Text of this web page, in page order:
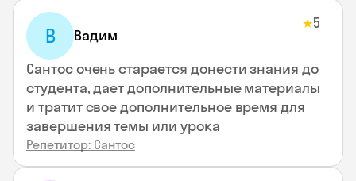
В Вадим
★5
Сантос очень старается донести знания до
студента, дает дополнительные материалы
и тратит свое дополнительное время для
завершения темы или урока
Репетитор: Сантос